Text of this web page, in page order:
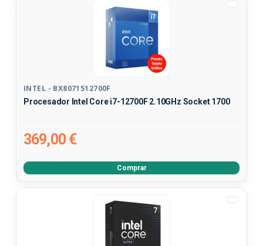
INTEL - BX8071512700F
Procesador Intel Core i7-12700F 2.10GHz Socket 1700
369,00 €
Comprar